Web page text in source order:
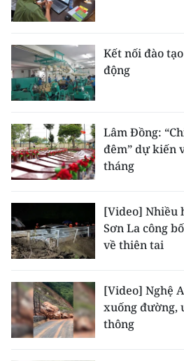
Kết nối đào
động
Lâm Đồng:
đêm” dự kiến
tháng
[Video] Nhiều
Sơn La công
về thiên tai
[Video] Nghệ
xuống đường,
thông